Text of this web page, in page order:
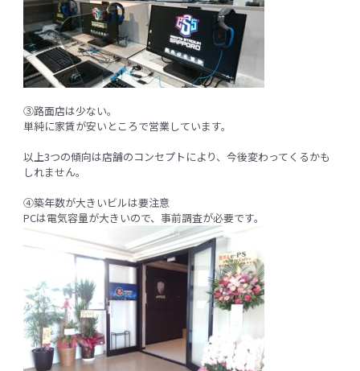
③路面店は少ない。
単純に家賃が安いところで営業しています。
以上3つの傾向は店舗のコンセプトにより、今後変わってくるかも
しれません。
④築年数が大きいビルは要注意
PCは電気容量が大きいので、事前調査が必要です。